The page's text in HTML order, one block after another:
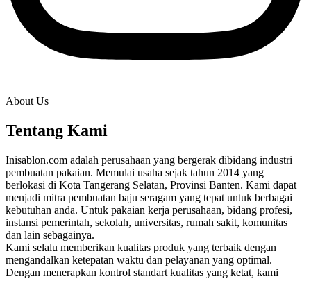
About Us
Tentang Kami
Inisablon.com adalah perusahaan yang bergerak dibidang industri
pembuatan pakaian. Memulai usaha sejak tahun 2014 yang
berlokasi di Kota Tangerang Selatan, Provinsi Banten. Kami dapat
menjadi mitra pembuatan baju seragam yang tepat untuk berbagai
kebutuhan anda. Untuk pakaian kerja perusahaan, bidang profesi,
instansi pemerintah, sekolah, universitas, rumah sakit, komunitas
dan lain sebagainya.
Kami selalu memberikan kualitas produk yang terbaik dengan
mengandalkan ketepatan waktu dan pelayanan yang optimal.
Dengan menerapkan kontrol standart kualitas yang ketat, kami